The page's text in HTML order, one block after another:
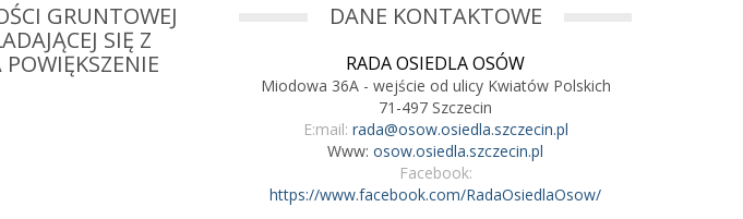
GRUNTOWEJ
SIĘ Z
DANE KONTAKTOWE
RADA OSIEDLA OSÓW
Miodowa 36A - wejście od ulicy Kwiatów Polskich
71-497 Szczecin
E:mail: rada@osow.osiedla.szczecin.pl
Www: osow.osiedla.szczecin.pl
Facebook:
https://www.facebook.com/RadaOsiedlaOsow/